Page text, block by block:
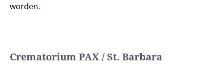
worden.
Crematorium PAX / St. Barbara